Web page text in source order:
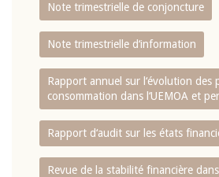
Note trimestrielle de conjoncture
Note trimestrielle d‘information
Rapport annuel sur l‘évolution des
consommation dans l‘UEMOA et
Rapport d‘audit sur les états
Revue de la stabilité financière dans